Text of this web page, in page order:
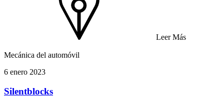
Leer Más
Mecánica del automóvil
6 enero 2023
Silentblocks